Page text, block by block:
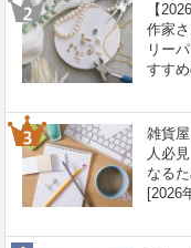
【
作家
リー
すす
雑貨
人必
なる
[2026